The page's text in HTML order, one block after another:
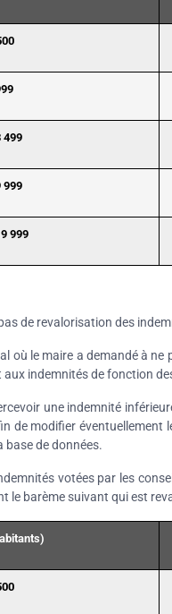
499
999
999
de revalorisation des
où le maire a demandé à
indemnités de fonction
une indemnité
de modifier
base de données.
votées par les
le barème suivant qui est